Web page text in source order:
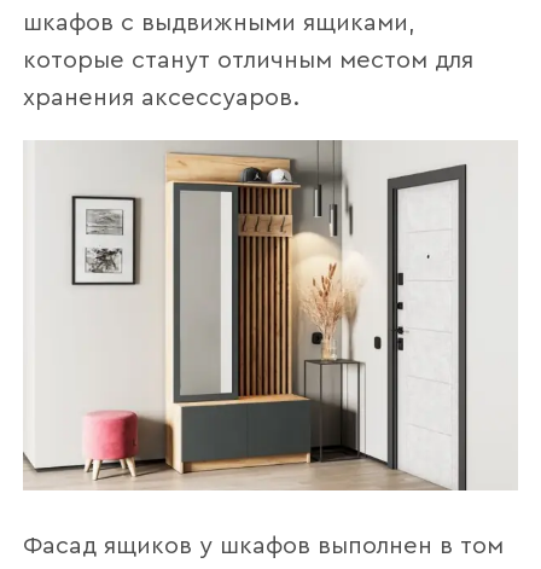
шкафов с выдвижными ящиками,
которые станут отличным местом для
хранения аксессуаров.
Фасад ящиков у шкафов выполнен в том